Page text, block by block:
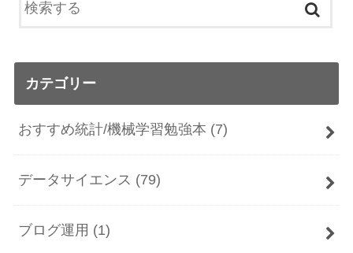
カテゴリー
おすすめ統計/機械学習勉強本 (7)
データサイエンス (79)
ブログ運用 (1)